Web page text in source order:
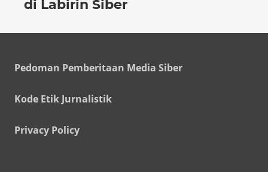
di Labirin Siber
Pedoman Pemberitaan Media Siber
Kode Etik Jurnalistik
Privacy Policy